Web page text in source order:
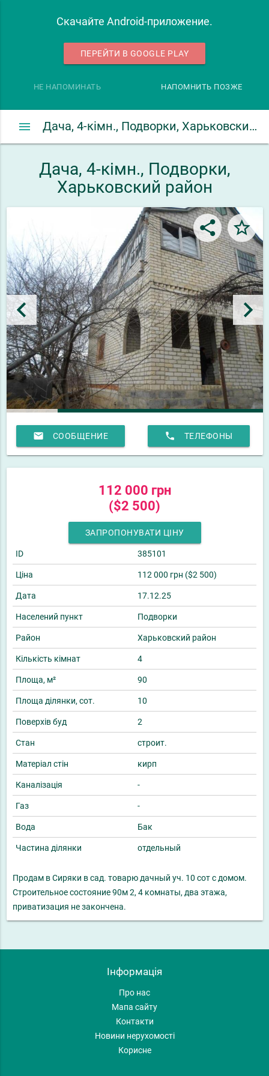
Скачайте Android-приложение.
ПЕРЕЙТИ В GOOGLE PLAY
НЕ НАПОМИНАТЬ НАПОМНИТЬ ПОЗЖЕ
Дача, 4-кімн., Подворки, Харьковский район
menu
Дача, 4-кімн., Подворки,
Харьковский район
share star_border
keyboard_arrow_left keyboard_arrow_right
email СООБЩЕНИЕ phone ТЕЛЕФОНЫ
112 000 грн
($2 500)
ЗАПРОПОНУВАТИ ЦІНУ
ID 385101
Ціна 112 000 грн ($2 500)
Дата 17.12.25
Населений пункт Подворки
Район Харьковский район
Кількість кімнат 4
Площа, м² 90
Площа ділянки, сот. 10
Поверхів буд 2
Стан строит.
Матеріал стін кирп
Каналізація -
Газ -
Вода Бак
Частина ділянки отдельный
Продам в Сиряки в сад. товарю дачный уч. 10 сот с домом.
Строительное состояние 90м 2, 4 комнаты, два этажа,
приватизация не закончена.
Інформація
Про нас
Мапа сайту
Контакти
Новини нерухомості
Корисне